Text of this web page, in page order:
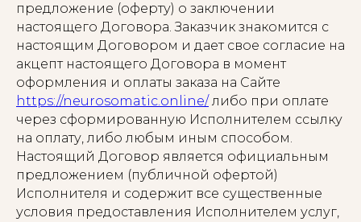
предложение (оферту) о заключении
настоящего Договора. Заказчик знакомится с
настоящим Договором и дает свое согласие на
акцепт настоящего Договора в момент
оформления и оплаты заказа на Сайте
https://neurosomatic.online/либо при оплате
через сформированную Исполнителем ссылку
на оплату, либо любым иным способом.
Настоящий Договор является официальным
предложением (публичной офертой)
Исполнителя и содержит все существенные
условия предоставления Исполнителем услуг,